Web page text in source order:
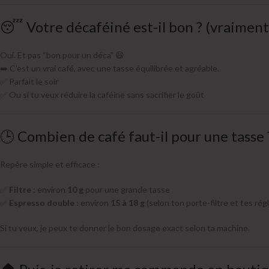
😴 Votre décaféiné est-il bon ?
Oui. Et pas “bon pour un déca” 😄
➡️ C’est un vrai café, avec une tasse équilibrée et agréable.
✅ Parfait le soir
✅ Ou si tu veux réduire la caféine sans sacrifier le goût
🕒 Combien de café faut-il pour une tasse
Repère simple et efficace :
Filtre : environ 10 g pour une grande tasse
Espresso double : environ 15 à 18 g (selon ton porte-filtre et tes
Si tu veux, je peux te donner le bon dosage exact selon ta machine.